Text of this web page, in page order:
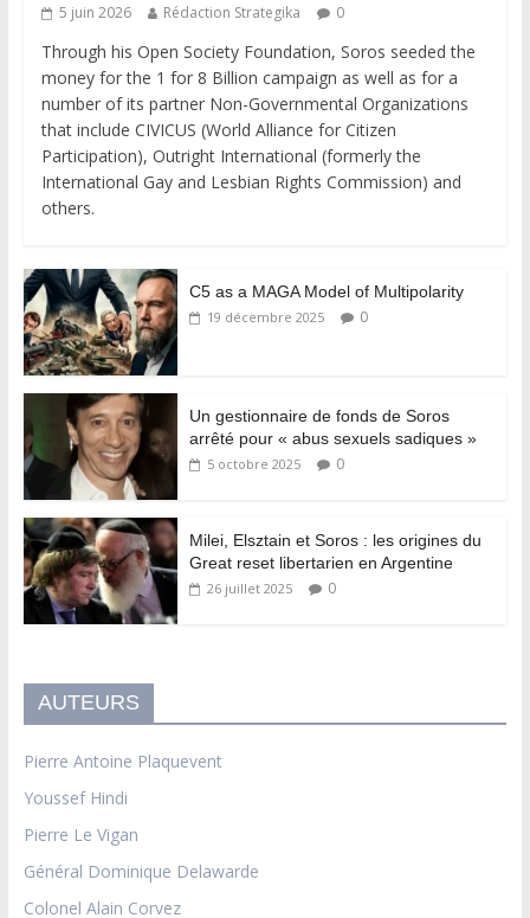
5 juin 2026 Rédaction Strategika 0
Through his Open Society Foundation, Soros seeded the
money for the 1 for 8 Billion campaign as well as for a
number of its partner Non-Governmental Organizations
that include CIVICUS (World Alliance for Citizen
Participation), Outright International (formerly the
International Gay and Lesbian Rights Commission) and
others.
C5 as a MAGA Model of Multipolarity
19 décembre 2025 0
Un gestionnaire de fonds de Soros
arrêté pour « abus sexuels sadiques »
5 octobre 2025 0
Milei, Elsztain et Soros : les origines du
Great reset libertarien en Argentine
26 juillet 2025 0
AUTEURS
Pierre Antoine Plaquevent
Youssef Hindi
Pierre Le Vigan
Général Dominique Delawarde
Colonel Alain Corvez